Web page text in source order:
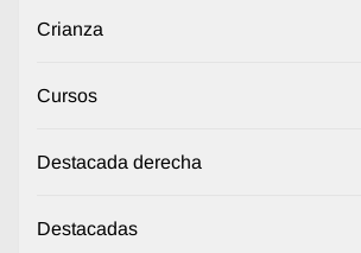
Crianza
Cursos
Destacada derecha
Destacadas